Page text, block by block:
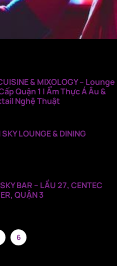
& MIXOLOGY – Lounge
Quận 1 | Ẩm Thực Á Âu &
Nghệ Thuật
LOUNGE & DINING
BAR – LẦU 27, CENTEC
QUẬN 3
6